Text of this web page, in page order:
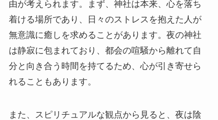
由が考えられます。まず、神社は本来、心を落ち
着ける場所であり、日々のストレスを抱えた人が
無意識に癒しを求めることがあります。夜の神社
は静寂に包まれており、都会の喧騒から離れて自
分と向き合う時間を持てるため、心が引き寄せら
れることもあります。
また、スピリチュアルな観点から見ると、夜は陰